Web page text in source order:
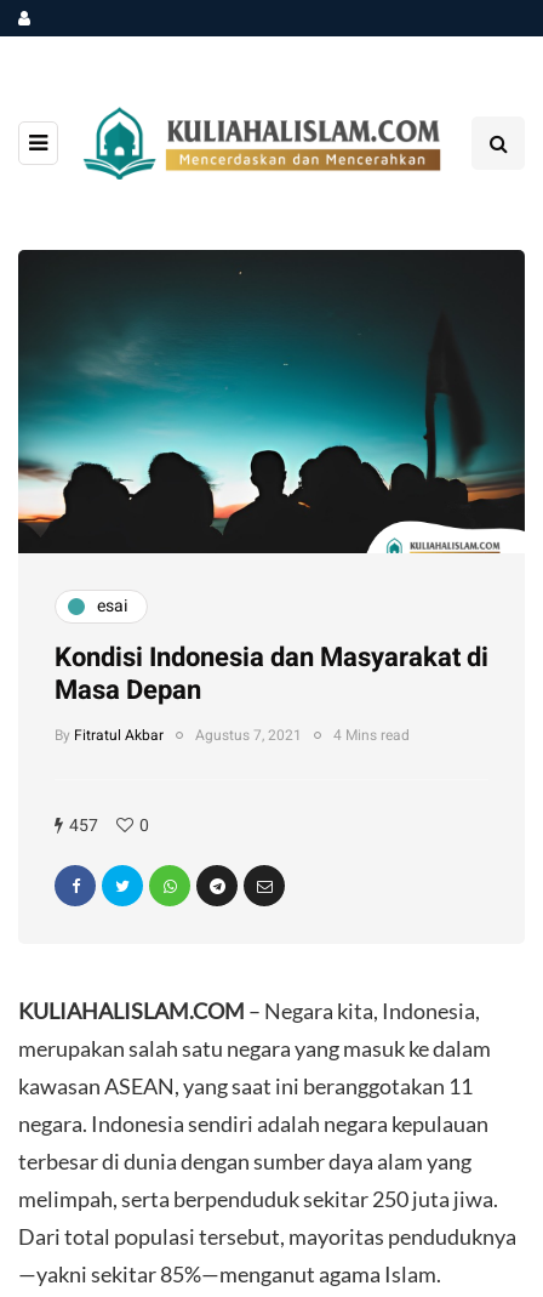
esai
Kondisi Indonesia dan Masyarakat di
Masa Depan
By Fitratul Akbar Agustus 7, 2021 4 Mins read
457 0
KULIAHALISLAM.COM – Negara kita, Indonesia,
merupakan salah satu negara yang masuk ke dalam
kawasan ASEAN, yang saat ini beranggotakan 11
negara. Indonesia sendiri adalah negara kepulauan
terbesar di dunia dengan sumber daya alam yang
melimpah, serta berpenduduk sekitar 250 juta jiwa.
Dari total populasi tersebut, mayoritas penduduknya
—yakni sekitar 85%—menganut agama Islam.